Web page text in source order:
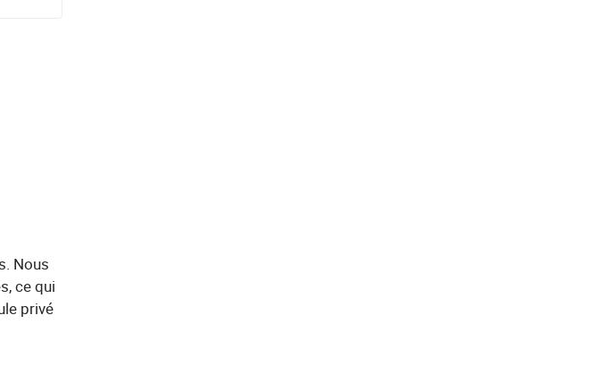
Nous
ce qui
privé